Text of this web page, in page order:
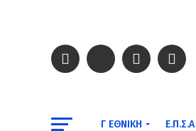
Γ ΕΘΝΙΚΉ Ε.Π.Σ.Α